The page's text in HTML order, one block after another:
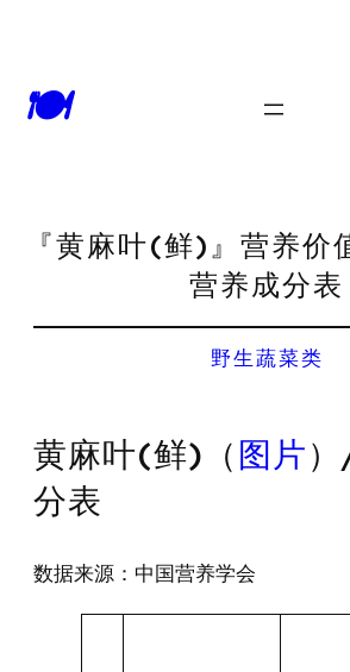
🍽
『黄麻叶(鲜)』营养
营养成分表
野生蔬菜类
黄麻叶(鲜)（ 图片
分表
数据来源：中国营养学会